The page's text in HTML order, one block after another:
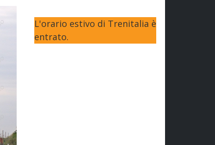
L'orario estivo di Trenitalia è
entrato.